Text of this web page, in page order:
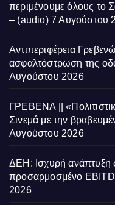
περιμένουμε όλους το
– (audio) 7 Αυγούστου
Αντιπεριφέρεια
ασφαλτόστρωση της
Αυγούστου 2026
ΓΡΕΒΕΝΑ ||
Σινεμά με την
Αυγούστου 2026
ΔΕΗ: Ισχυρή ανάπτυξη
προσαρμοσμένο
2026